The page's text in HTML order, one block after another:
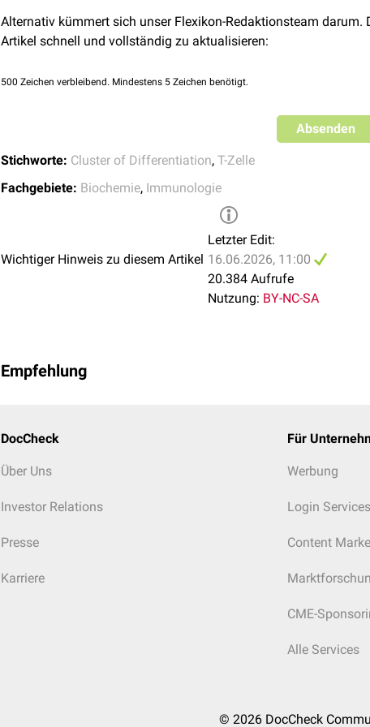
Alternativ kümmert sich unser Flexikon-Redaktionsteam darum.
Artikel schnell und vollständig zu aktualisieren:
500 Zeichen verbleibend. Mindestens 5 Zeichen benötigt.
Absenden
Stichworte: Cluster of Differentiation, T-Zelle
Fachgebiete: Biochemie, Immunologie
Wichtiger Hinweis zu diesem Artikel
Letzter Edit:
16.06.2026, 11:00
20.384 Aufrufe
Nutzung: BY-NC-SA
Empfehlung
DocCheck
Über Uns
Investor Relations
Presse
Karriere
Für
Werbung
Login Services
Content
CME-
Alle Services
© 2026 DocCheck